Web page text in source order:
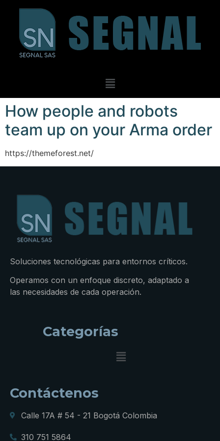
How people and robots
team up on your Arma order
https://themeforest.net/
Soluciones tecnológicas para entornos críticos.
Operamos con un enfoque discreto, adaptado a
las necesidades de cada operación.
Categorías
Contáctenos
Calle 17A # 54 - 21 Bogotá Colombia
310 751 5864